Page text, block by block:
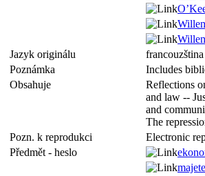
Jazyk originálu
francouzština
Poznámka
Includes
Obsahuje
Reflections
and law --
and
The
Pozn. k reprodukci
Electronic
Předmět - heslo